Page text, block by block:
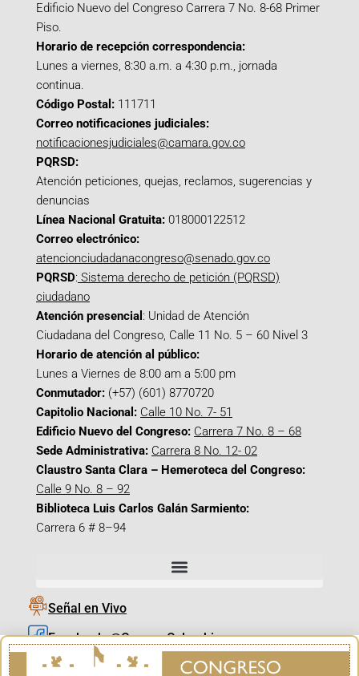
Edificio Nuevo del Congreso Carrera 7 No. 8-68 Primer
Piso.
Horario de recepción correspondencia:
Lunes a viernes, 8:30 a.m. a 4:30 p.m., jornada
continua.
Código Postal: 111711
Correo notificaciones judiciales:
notificacionesjudiciales@camara.gov.co
PQRSD:
Atención peticiones, quejas, reclamos, sugerencias y
denuncias
Línea Nacional Gratuita: 018000122512
Correo electrónico:
atencionciudadanacongreso@senado.gov.co
PQRSD: Sistema derecho de petición (PQRSD)
ciudadano
Atención presencial : Unidad de Atención
Ciudadana del Congreso, Calle 11 No. 5 – 60 Nivel 3
Horario de atención al público:
Lunes a Viernes de 8:00 am a 5:00 pm
Conmutador: (+57) (601) 8770720
Capitolio Nacional: Calle 10 No. 7- 51
Edificio Nuevo del Congreso: Carrera 7 No. 8 – 68
Sede Administrativa: Carrera 8 No. 12- 02
Claustro Santa Clara – Hemeroteca del Congreso:
Calle 9 No. 8 – 92
Biblioteca Luis Carlos Galán Sarmiento:
Carrera 6 # 8–94
Señal en Vivo
Facebook_@CamaraColombia
Instagram_@CamaraColombia